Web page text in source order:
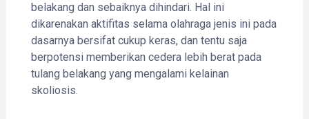
belakang dan sebaiknya dihindari. Hal ini
dikarenakan aktifitas selama olahraga jenis ini pada
dasarnya bersifat cukup keras, dan tentu saja
berpotensi memberikan cedera lebih berat pada
tulang belakang yang mengalami kelainan
skoliosis.